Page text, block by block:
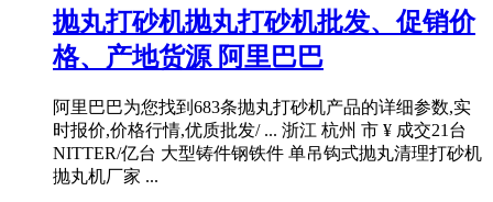
抛丸打砂机抛丸打砂机批发、促销价
格、产地货源 阿里巴巴
阿里巴巴为您找到683条抛丸打砂机产品的详细参数,实
时报价,价格行情,优质批发/ ... 浙江 杭州 市 ¥ 成交21台
NITTER/亿台 大型铸件钢铁件 单吊钩式抛丸清理打砂机
抛丸机厂家 ...